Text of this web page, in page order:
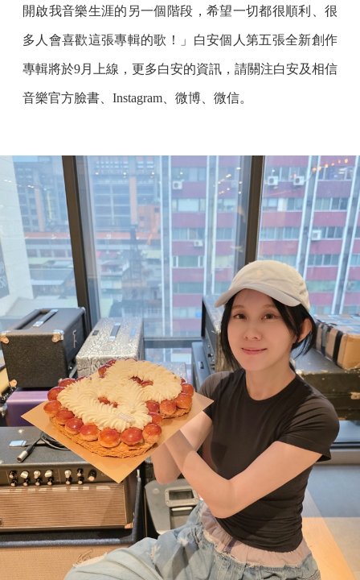
開啟我音樂生涯的另一個階段，希望一切都很順利、很
多人會喜歡這張專輯的歌！」白安個人第五張全新創作
專輯將於9月上線，更多白安的資訊，請關注白安及相信
音樂官方臉書、Instagram、微博、微信。